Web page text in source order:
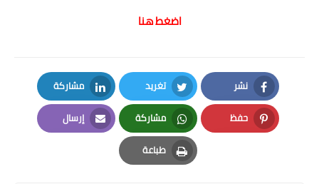
اضغط هنا
نشر
Facebook
تغريد
Twitter
مشاركة
LinkedIn
حفظ
Pinterest
مشاركة
Whatsapp
إرسال
Email
طباعة
Print